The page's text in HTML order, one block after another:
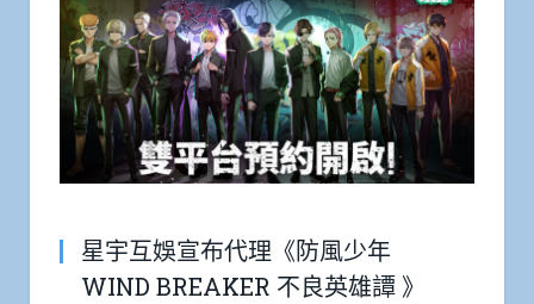
星宇互娛宣布代理《防風少年
WIND BREAKER 不良英雄譚 》